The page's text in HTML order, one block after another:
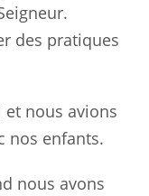
des pratiques
nous avions
nos enfants.
nous avons